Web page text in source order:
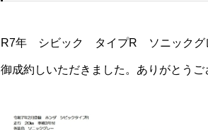
R7年 シビック タイプR ソニックグ
御成約しいただきました。ありがとうご